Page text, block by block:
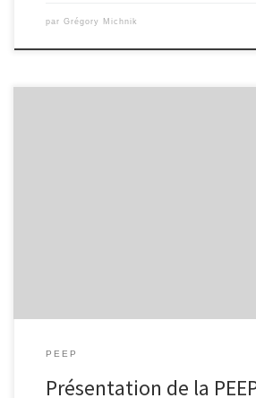
par Grégory Michnik
PEEP
Présentation de la